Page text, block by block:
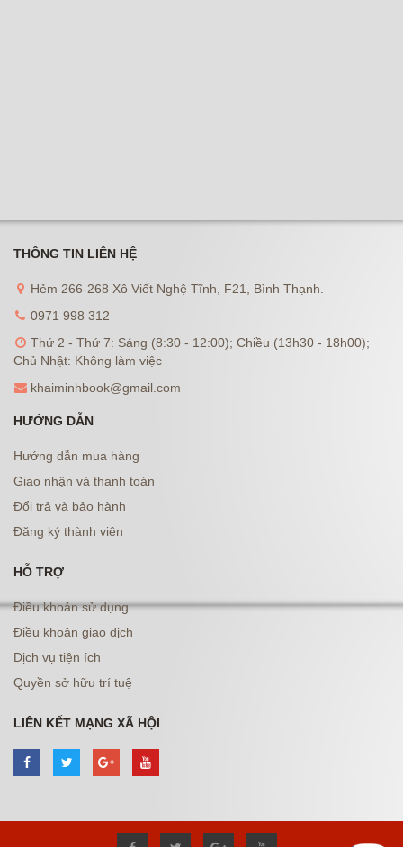
THÔNG TIN LIÊN HỆ
Hẻm 266-268 Xô Viết Nghệ Tĩnh, F21, Bình Thạnh.
0971 998 312
Thứ 2 - Thứ 7: Sáng (8:30 - 12:00); Chiều (13h30 - 18h00);
Chủ Nhật: Không làm việc
khaiminhbook@gmail.com
HƯỚNG DẪN
Hướng dẫn mua hàng
Giao nhận và thanh toán
Đổi trả và bảo hành
Đăng ký thành viên
HỖ TRỢ
Điều khoản sử dụng
Điều khoản giao dịch
Dịch vụ tiện ích
Quyền sở hữu trí tuệ
LIÊN KẾT MẠNG XÃ HỘI